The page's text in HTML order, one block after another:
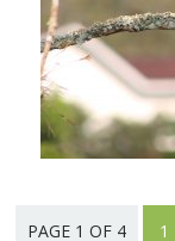
PAGE 1 OF 4 1